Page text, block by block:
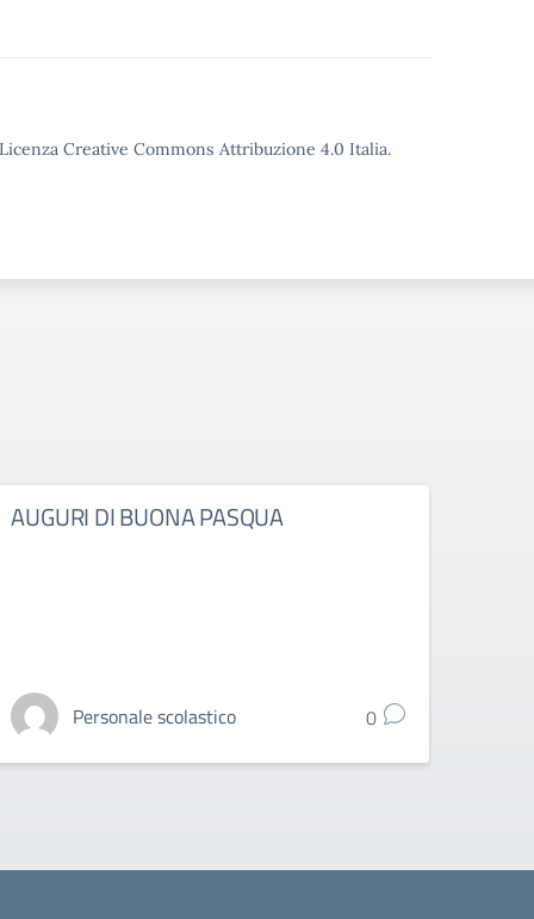
Creative Commons Attribuzione 4.0 Italia.
AUGURI DI BUONA PASQUA
Personale scolastico 0